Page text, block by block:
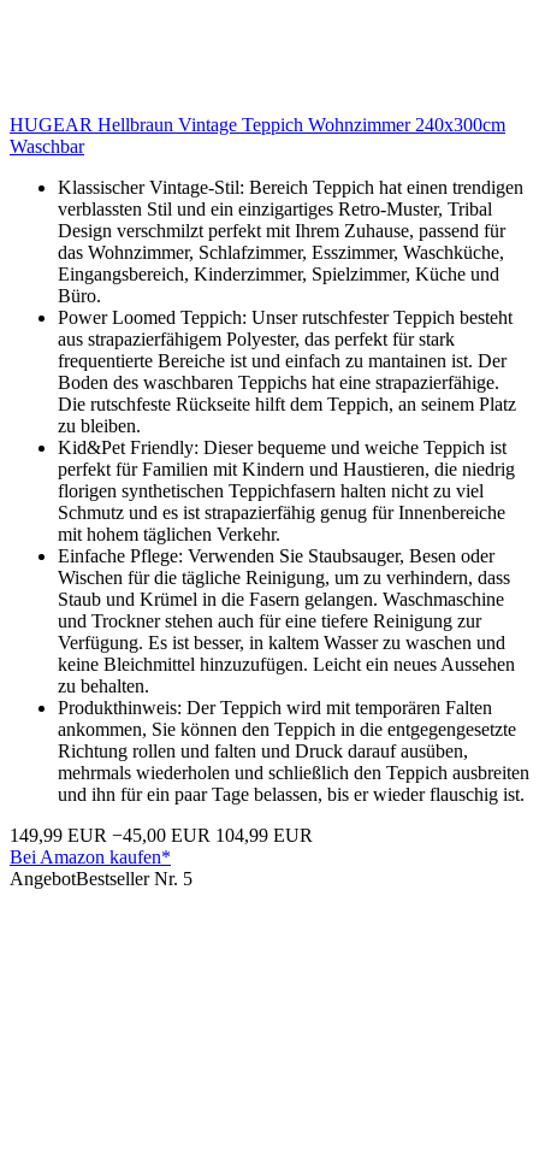
HUGEAR Hellbraun Vintage Teppich Wohnzimmer 240x300cm
Waschbar
Klassischer Vintage-Stil: Bereich Teppich hat einen trendigen
verblassten Stil und ein einzigartiges Retro-Muster, Tribal
Design verschmilzt perfekt mit Ihrem Zuhause, passend für
das Wohnzimmer, Schlafzimmer, Esszimmer, Waschküche,
Eingangsbereich, Kinderzimmer, Spielzimmer, Küche und
Büro.
Power Loomed Teppich: Unser rutschfester Teppich besteht
aus strapazierfähigem Polyester, das perfekt für stark
frequentierte Bereiche ist und einfach zu mantainen ist. Der
Boden des waschbaren Teppichs hat eine strapazierfähige.
Die rutschfeste Rückseite hilft dem Teppich, an seinem Platz
zu bleiben.
Kid&Pet Friendly: Dieser bequeme und weiche Teppich ist
perfekt für Familien mit Kindern und Haustieren, die niedrig
florigen synthetischen Teppichfasern halten nicht zu viel
Schmutz und es ist strapazierfähig genug für Innenbereiche
mit hohem täglichen Verkehr.
Einfache Pflege: Verwenden Sie Staubsauger, Besen oder
Wischen für die tägliche Reinigung, um zu verhindern, dass
Staub und Krümel in die Fasern gelangen. Waschmaschine
und Trockner stehen auch für eine tiefere Reinigung zur
Verfügung. Es ist besser, in kaltem Wasser zu waschen und
keine Bleichmittel hinzuzufügen. Leicht ein neues Aussehen
zu behalten.
Produkthinweis: Der Teppich wird mit temporären Falten
ankommen, Sie können den Teppich in die entgegengesetzte
Richtung rollen und falten und Druck darauf ausüben,
mehrmals wiederholen und schließlich den Teppich ausbreiten
und ihn für ein paar Tage belassen, bis er wieder flauschig ist.
149,99 EUR −45,00 EUR 104,99 EUR
Bei Amazon kaufen*
AngebotBestseller Nr. 5